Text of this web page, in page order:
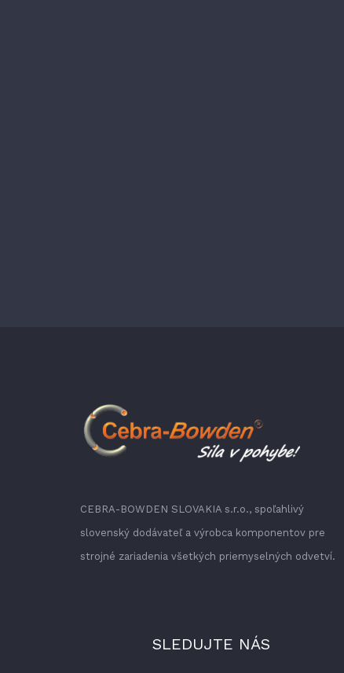
CEBRA-BOWDEN SLOVAKIA s.r.o., spoľahlivý
slovenský dodávateľ a výrobca komponentov pre
strojné zariadenia všetkých priemyselných odvetví.
SLEDUJTE NÁS